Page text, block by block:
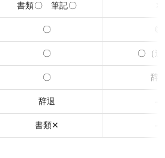
書類〇 筆記〇
〇
〇 〇（
〇 辞
辞退 ―
書類✕ ―